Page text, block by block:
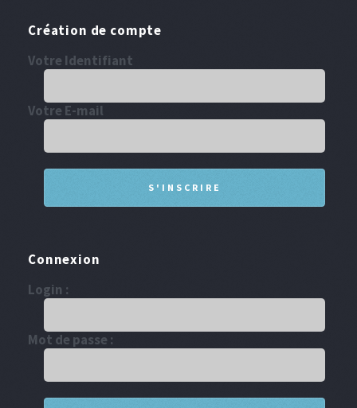
Création de compte
Votre Identifiant
Votre E-mail
Connexion
Login :
Mot de passe :